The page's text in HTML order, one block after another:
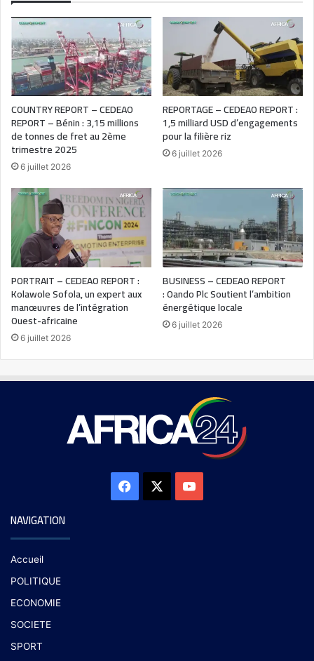
COUNTRY REPORT – CEDEAO
REPORT – Bénin : 3,15 millions
de tonnes de fret au 2ème
trimestre 2025
6 juillet 2026
REPORTAGE – CEDEAO REPORT :
1,5 milliard USD d’engagements
pour la filière riz
6 juillet 2026
PORTRAIT – CEDEAO REPORT :
Kolawole Sofola, un expert aux
manœuvres de l’intégration
Ouest-africaine
6 juillet 2026
BUSINESS – CEDEAO REPORT
: Oando Plc Soutient l’ambition
énergétique locale
6 juillet 2026
NAVIGATION
Accueil
POLITIQUE
ECONOMIE
SOCIETE
SPORT